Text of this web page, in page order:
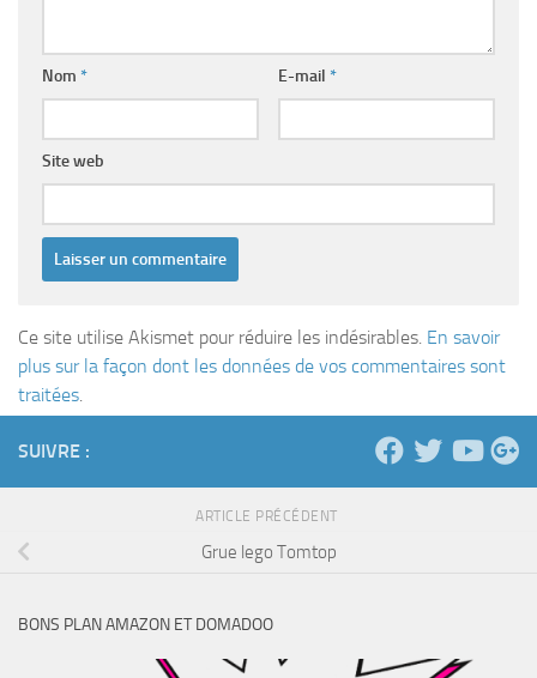
Nom * E-mail *
Site web
Ce site utilise Akismet pour réduire les indésirables. En savoir
plus sur la façon dont les données de vos commentaires sont
traitées.
SUIVRE :
ARTICLE PRÉCÉDENT
Grue lego Tomtop
BONS PLAN AMAZON ET DOMADOO